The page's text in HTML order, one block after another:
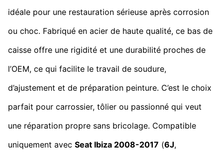
idéale pour une restauration sérieuse après corrosion
ou choc. Fabriqué en acier de haute qualité, ce bas de
caisse offre une rigidité et une durabilité proches de
l’OEM, ce qui facilite le travail de soudure,
d’ajustement et de préparation peinture. C’est le choix
parfait pour carrossier, tôlier ou passionné qui veut
une réparation propre sans bricolage. Compatible
uniquement avec Seat Ibiza 2008-2017 (6J,